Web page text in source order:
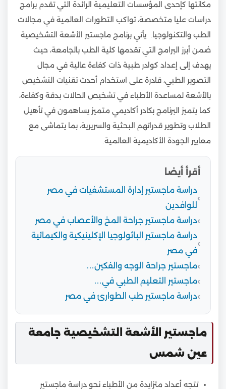
مكانتها كإحدى المؤسسات التعليمية الرائدة التي تقدم برامج
دراسات عليا متخصصة، تواكب التطورات العالمية في مجالات
الطب والتكنولوجيا. يأتي برنامج ماجستير الأشعة التشخيصية
ضمن أبرز البرامج التي تقدمها كلية الطب بالجامعة، حيث
يهدف إلى إعداد كوادر طبية ذات كفاءة عالية في مجال
التصوير الطبي، قادرة على استخدام أحدث تقنيات التشخيص
بالأشعة لمساعدة الأطباء في تشخيص الحالات بدقة وكفاءة،
كما يتميز البرنامج بكادر أكاديمي متميز يساهمون في تأهيل
الطلاب وتطوير قدراتهم البحثية والسريرية، بما يتماشى مع
معايير الجودة الأكاديمية العالمية.
أقرأ أيضا
دراسة ماجستير إدارة المستشفيات في مصر
للوافدين
دراسة ماجستير جراحة المخ والأعصاب في مصر
دراسة ماجستير الباثولوجيا الإكلينيكية والكيمائية
في مصر
ماجستير جراحة الوجه والفكين…
ماجستير التعليم الطبي في…
دراسة ماجستير طب الطوارئ في مصر
ماجستير الأشعة التشخيصية جامعة
عين شمس
تتجه أعداد متزايدة من الأطباء نحو دراسة ماجستير